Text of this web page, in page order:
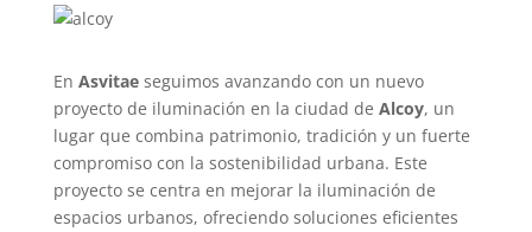
En Asvitaeseguimos avanzando con un nuevo
proyecto de iluminación en la ciudad de Alcoy, un
lugar que combina patrimonio, tradición y un fuerte
compromiso con la sostenibilidad urbana. Este
proyecto se centra en mejorar la iluminación de
espacios urbanos, ofreciendo soluciones eficientes